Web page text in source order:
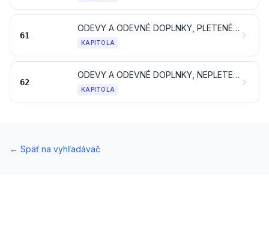
61
ODEVY A ODEVNÉ DOPLNKY, PLETENÉ ALEBO HÁČKOVANÉ
KAPITOLA
62
ODEVY A ODEVNÉ DOPLNKY, NEPLETENÉ ALEBO NEHÁČKOVANÉ
KAPITOLA
← Späť na vyhľadávač